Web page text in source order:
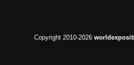
Copyright 2010-2026